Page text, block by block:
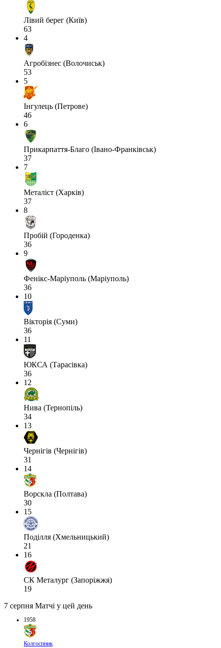
Лівий берег (Київ)
63
4
Агробізнес (Волочиськ)
53
5
Інгулець (Петрове)
46
6
Прикарпаття-Благо (Івано-Франківськ)
37
7
Металіст (Харків)
37
8
Пробій (Городенка)
36
9
Фенікс-Маріуполь (Маріуполь)
36
10
Вікторія (Суми)
36
11
ЮКСА (Тарасівка)
36
12
Нива (Тернопіль)
34
13
Чернігів (Чернігів)
31
14
Ворскла (Полтава)
30
15
Поділля (Хмельницький)
21
16
СК Металург (Запоріжжя)
19
7 серпня Матчі у цей день
1958
Колгоспник